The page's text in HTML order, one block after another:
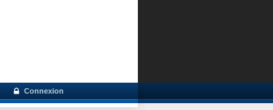
Connexion